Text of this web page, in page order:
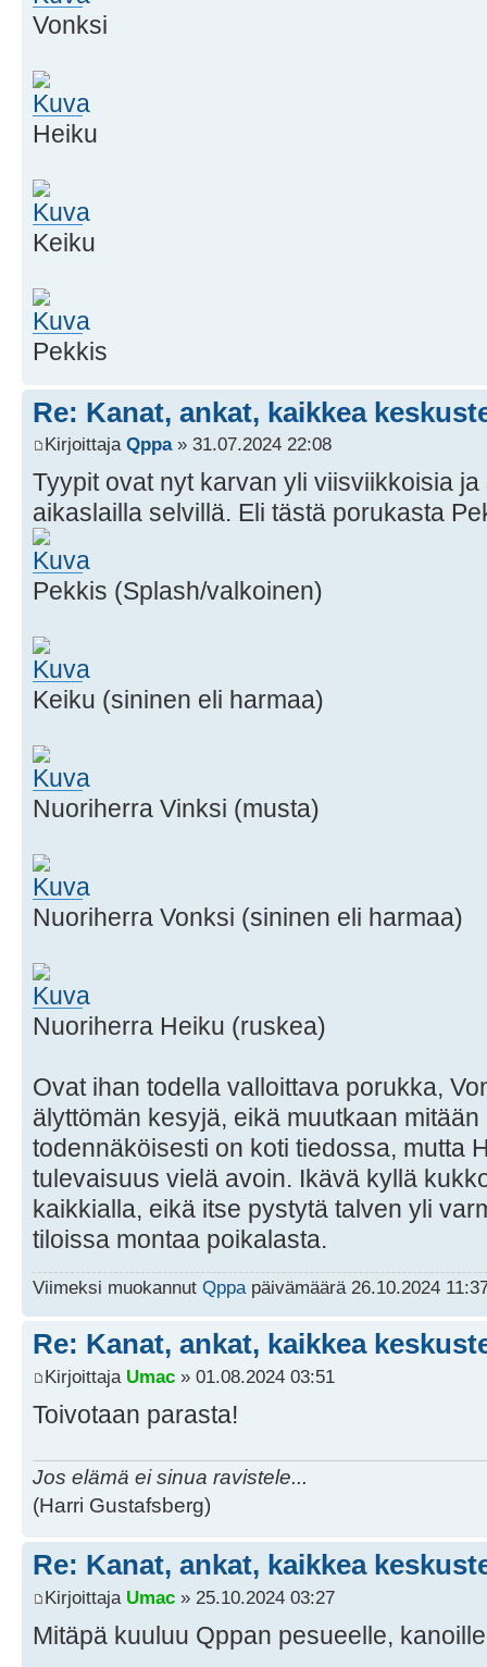
Vonksi
Heiku
Keiku
Pekkis
Re: Kanat, ankat, kaikkea
Kirjoittaja Qppa» 31.07.2024 22:08
Tyypit ovat nyt karvan yli viisviikkoisia
aikaslailla selvillä. Eli tästä porukasta
Pekkis (Splash/valkoinen)
Keiku (sininen eli harmaa)
Nuoriherra Vinksi (musta)
Nuoriherra Vonksi (sininen eli harmaa)
Nuoriherra Heiku (ruskea)
Ovat ihan todella valloittava porukka,
älyttömän kesyjä, eikä muutkaan
todennäköisesti on koti tiedossa, mutta
tulevaisuus vielä avoin. Ikävä kyllä
kaikkialla, eikä itse pystytä talven yli
tiloissa montaa poikalasta.
Viimeksi muokannut Qppapäivämäärä 26.10.2024
Re: Kanat, ankat, kaikkea
Kirjoittaja Umac » 01.08.2024 03:51
Toivotaan parasta!
Jos elämä ei sinua ravistele...
(Harri Gustafsberg)
Re: Kanat, ankat, kaikkea
Kirjoittaja Umac » 25.10.2024 03:27
Mitäpä kuuluu Qppan pesueelle,